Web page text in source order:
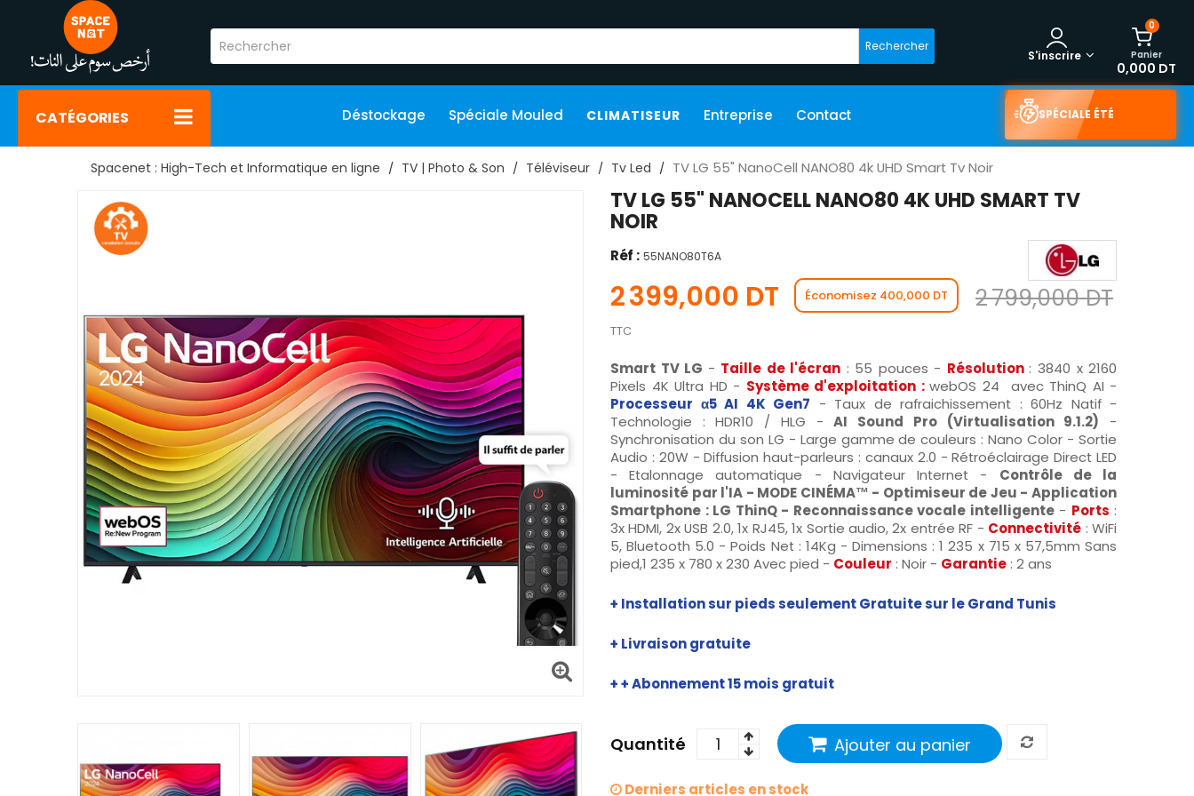
Rechercher
0
Panier
0,000 DT
S'inscrire
CATÉGORIES Déstockage Spéciale Mouled CLIMATISEUR Entreprise Contact SPÉCIALE ÉTÉ
Spacenet : High-Tech et Informatique en ligne TV | Photo & Son Téléviseur Tv Led TV LG 55" NanoCell NANO80 4k UHD Smart Tv Noir
TV LG 55" NANOCELL NANO80 4K UHD SMART TV
NOIR
Réf : 55NANO80T6A
2 399,000 DT Économisez 400,000 DT 2 799,000 DT
TTC
Smart TV LG - Taille de l'écran : 55 pouces - Résolution : 3840 x 2160
Pixels 4K Ultra HD - Système d'exploitation : webOS 24 avec ThinQ AI -
Processeur α5 AI 4K Gen7 - Taux de rafraichissement : 60Hz Natif -
Technologie : HDR10 / HLG -AI Sound Pro (Virtualisation 9.1.2) -
Synchronisation du son LG - Large gamme de couleurs : Nano Color - Sortie
Audio : 20W - Diffusion haut-parleurs : canaux 2.0 - Rétroéclairage Direct LED
- Etalonnage automatique - Navigateur Internet - Contrôle de la
luminosité par l'IA - MODE CINÉMA™ - Optimiseur de Jeu - Application
Smartphone : LG ThinQ - Reconnaissance vocale intelligente- Ports :
3x HDMI, 2x USB 2.0, 1x RJ45, 1x Sortie audio, 2x entrée RF - Connectivité : WiFi
5, Bluetooth 5.0 - Poids Net : 14Kg - Dimensions : 1 235 x 715 x 57,5mm Sans
pied,1 235 x 780 x 230 Avec pied - Couleur : Noir - Garantie : 2 ans
+ Installation sur pieds seulement Gratuite sur le Grand Tunis
+ Livraison gratuite
++ Abonnement 15 mois gratuit
Quantité Ajouter au panier
Derniers articles en stock